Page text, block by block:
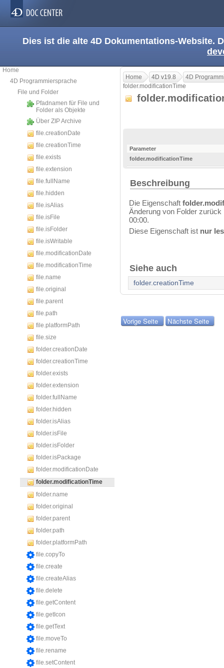
Dies ist die alte 4D Dokumentations-Website.
Home
4D Programmiersprache
File und Folder
Pfadnamen für File und
Folder als Objekte
Über ZIP Archive
file.creationDate
file.creationTime
file.exists
file.extension
file.fullName
file.hidden
file.isAlias
file.isFile
file.isFolder
file.isWritable
file.modificationDate
file.modificationTime
file.name
file.original
file.parent
file.path
file.platformPath
file.size
folder.creationDate
folder.creationTime
folder.exists
folder.extension
folder.fullName
folder.hidden
folder.isAlias
folder.isFile
folder.isFolder
folder.isPackage
folder.modificationDate
folder.modificationTime
folder.name
folder.original
folder.parent
folder.path
folder.platformPath
file.copyTo
file.create
file.createAlias
file.delete
file.getContent
file.getIcon
file.getText
file.moveTo
file.rename
file.setContent
Home 4D v19.8
4D
folder.modificationTime
Parameter
folder.modificationTime
Beschreibung
Die Eigenschaft
Änderung von Folder
00:00.
Diese Eigenschaft ist nur
Siehe auch
folder.creationTime
Vorige Seite Nächste Seite